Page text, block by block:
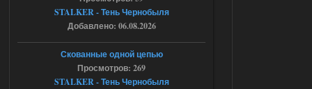
Тайна Зоны - Remaster 2026
Stalker-Mods-Clan-su
Доступно только для пользователей
STALKER - Тень Чернобыля
Добавлено: 06.08.2026
Скованные одной цепью
Просмотров: 269
STALKER - Тень Чернобыля